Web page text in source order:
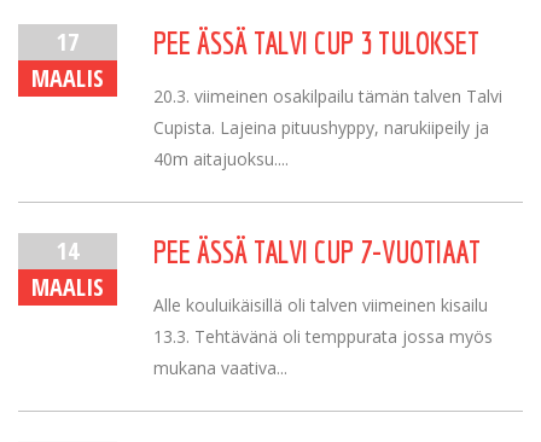
17
MAALIS
PEE ÄSSÄ TALVI CUP 3 TULOKSET
20.3. viimeinen osakilpailu tämän talven Talvi
Cupista. Lajeina pituushyppy, narukiipeily ja
40m aitajuoksu....
14
MAALIS
PEE ÄSSÄ TALVI CUP 7-VUOTIAAT
Alle kouluikäisillä oli talven viimeinen kisailu
13.3. Tehtävänä oli temppurata jossa myös
mukana vaativa...